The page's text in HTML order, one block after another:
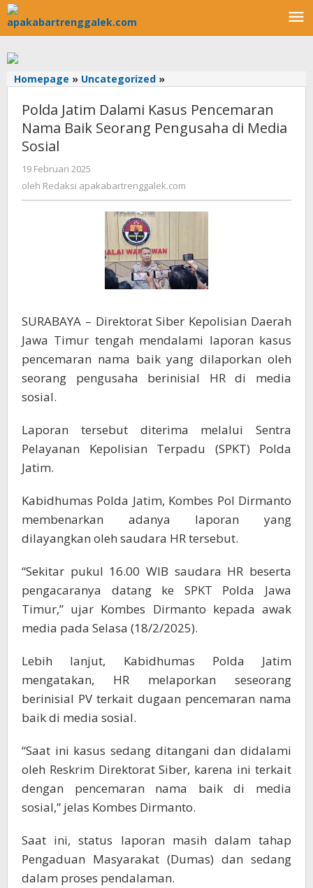
Lewati
ke
konten
Homepage » Uncategorized »
Dalami
Kasus
Pencemaran
Seorang
Pengusaha
di
Polda Jatim Dalami Kasus Pencemaran
Nama Baik Seorang Pengusaha di Media
Sosial
19 Februari 2025
Redaksi
apakabartrenggalek.com
oleh Redaksi apakabartrenggalek.com
SURABAYA – Direktorat Siber Kepolisian Daerah
Jawa Timur tengah mendalami laporan kasus
pencemaran nama baik yang dilaporkan oleh
seorang pengusaha berinisial HR di media
sosial.
Laporan tersebut diterima melalui Sentra
Pelayanan Kepolisian Terpadu (SPKT) Polda
Jatim.
Kabidhumas Polda Jatim, Kombes Pol Dirmanto
membenarkan adanya laporan yang
dilayangkan oleh saudara HR tersebut.
“Sekitar pukul 16.00 WIB saudara HR beserta
pengacaranya datang ke SPKT Polda Jawa
Timur,” ujar Kombes Dirmanto kepada awak
media pada Selasa (18/2/2025).
Lebih lanjut, Kabidhumas Polda Jatim
mengatakan, HR melaporkan seseorang
berinisial PV terkait dugaan pencemaran nama
baik di media sosial.
“Saat ini kasus sedang ditangani dan didalami
oleh Reskrim Direktorat Siber, karena ini terkait
dengan pencemaran nama baik di media
sosial,” jelas Kombes Dirmanto.
Saat ini, status laporan masih dalam tahap
Pengaduan Masyarakat (Dumas) dan sedang
dalam proses pendalaman.